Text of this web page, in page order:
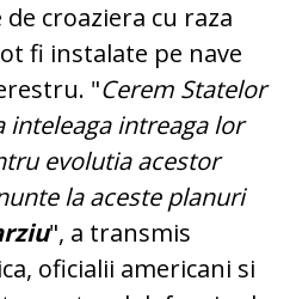
croaziera cu raza
fi instalate pe nave
"Cerem Statelor
inteleaga intreaga lor
evolutia acestor
la aceste planuri
", a transmis
oficialii americani si